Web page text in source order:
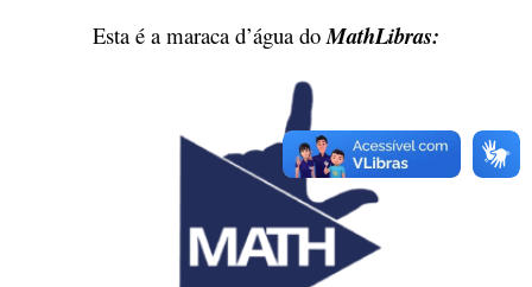
Esta é a maraca d’água doMathLibras: